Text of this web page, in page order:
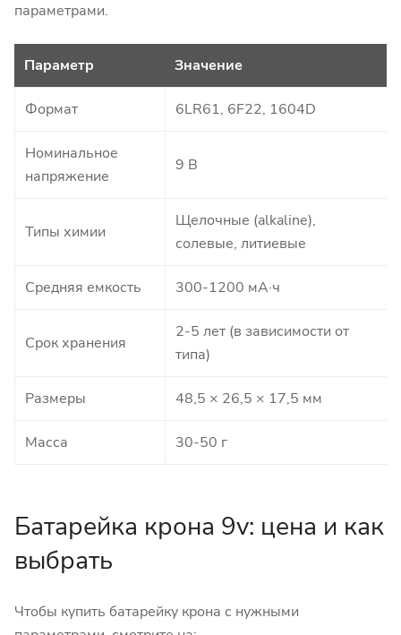
параметрами.
Параметр Значение
Формат 6LR61, 6F22, 1604D
Номинальное
напряжение
9 В
Типы химии
Щелочные (alkaline),
солевые, литиевые
Средняя емкость 300-1200 мА·ч
Срок хранения
2-5 лет (в зависимости от
типа)
Размеры 48,5 × 26,5 × 17,5 мм
Масса 30-50 г
Батарейка крона 9v: цена и как
выбрать
Чтобы купить батарейку крона с нужными